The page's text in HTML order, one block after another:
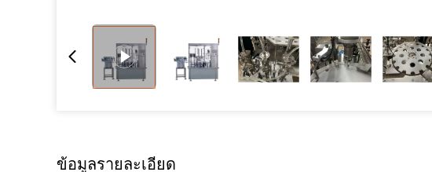
ข้อมูลรายละเอียด